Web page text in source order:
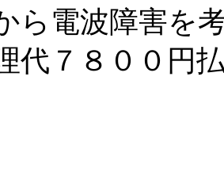
ら電波障害を
代７８００円